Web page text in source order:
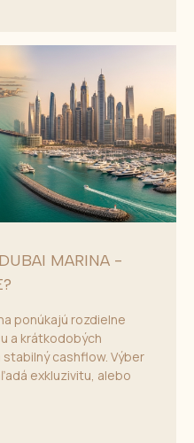
MARINA -
ponúkajú rozdielne
a krátkodobých
stabilný cashflow. Výber
exkluzivitu, alebo